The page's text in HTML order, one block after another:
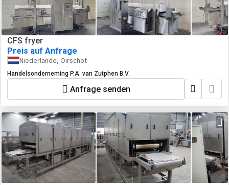
CFS fryer
Preis auf Anfrage
Niederlande, Oirschot
Handelsonderneming P.A. van Zutphen B.V.
Anfrage senden